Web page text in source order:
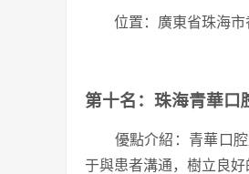
位置：廣東省珠海市香
第十名：珠海青華口
優點介紹：青華口腔
于與患者溝通，樹立良好